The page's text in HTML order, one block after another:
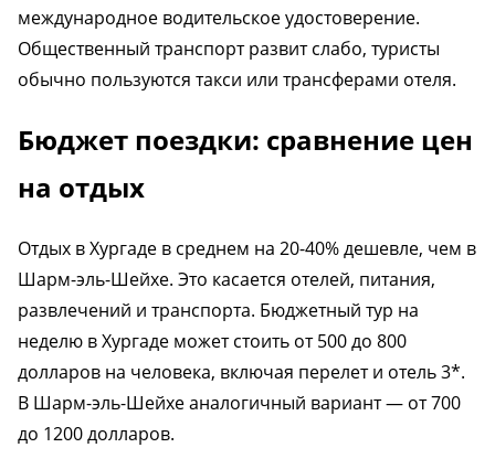
международное водительское удостоверение.
Общественный транспорт развит слабо, туристы
обычно пользуются такси или трансферами отеля.
Бюджет поездки: сравнение цен
на отдых
Отдых в Хургаде в среднем на 20-40% дешевле, чем в
Шарм-эль-Шейхе. Это касается отелей, питания,
развлечений и транспорта. Бюджетный тур на
неделю в Хургаде может стоить от 500 до 800
долларов на человека, включая перелет и отель 3*.
В Шарм-эль-Шейхе аналогичный вариант — от 700
до 1200 долларов.